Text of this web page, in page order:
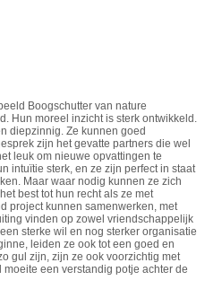
Boogschutter van nature
Hun moreel inzicht is sterk ontwikkeld.
diepzinnig. Ze kunnen goed
zijn het gevatte partners die wel
leuk om nieuwe opvattingen te
intuïtie sterk, en ze zijn perfect in staat
Maar waar nodig kunnen ze zich
best tot hun recht als ze met
project kunnen samenwerken, met
vinden op zowel vriendschappelijk
sterke wil en nog sterker organisatie
leiden ze ook tot een goed en
gul zijn, zijn ze ook voorzichtig met
een verstandig potje achter de